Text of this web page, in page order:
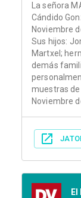
La señora
Cándido
Noviembre
Sus hijos:
Martxel;
demás
muestras
Noviembre